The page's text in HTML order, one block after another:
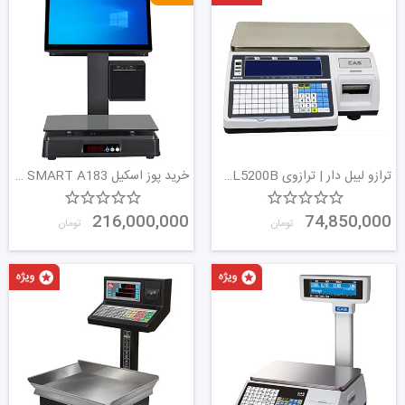
ترازو لیبل دار | ترازوی CAS CL5200B | ترازو بدون علمک
74,850,000 تومان
خرید پوز اسکیل SMART A183 ترازوی لمسی هوشمند بر پایه ویندوز
216,000,000 تومان